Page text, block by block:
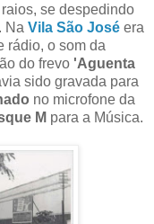
se despedindo
Na Vila São José era
rádio, o som da
do frevo 'Aguenta
sido gravada para
no microfone da
M para a Música.